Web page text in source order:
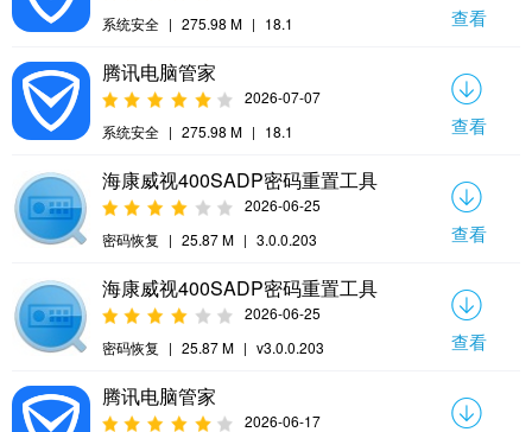
系统安全 | 275.98 M | 18.1 查看
腾讯电脑管家
2026-07-07
系统安全 | 275.98 M | 18.1 查看
海康威视400SADP密码重置工具
2026-06-25
密码恢复 | 25.87 M | 3.0.0.203 查看
海康威视400SADP密码重置工具
2026-06-25
密码恢复 | 25.87 M | v3.0.0.203 查看
腾讯电脑管家
2026-06-17